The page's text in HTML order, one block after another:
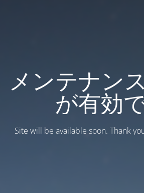
メンテナン
が有効
Site will be available soon. Thank